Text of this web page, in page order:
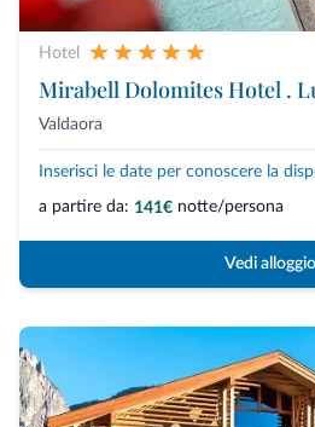
Hotel
Valdaora
Inserisci le date per conoscere la
a partire da: 141€ notte/persona
Vedi alloggio